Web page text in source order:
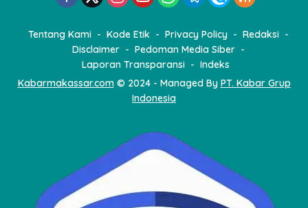
Tentang Kami Kode Etik Privacy Policy
Redaksi
Disclaimer
Pedoman Media Siber
Laporan Transparansi
Indeks
Kabarmakassar.com© 2024 - Managed By PT. Kabar Grup
Indonesia